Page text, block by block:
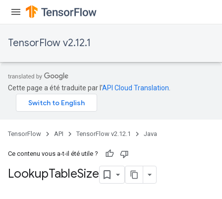
TensorFlow v2.12.1
Cette page a été traduite par l'API Cloud Translation
TensorFlow API TensorFlow v2.12.1 Java
Ce contenu vous a-t-il été utile ?
LookupTableSize